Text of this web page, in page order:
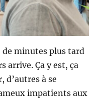
de minutes plus tard
arrive. Ça y est, ça
d’autres à se
impatients aux